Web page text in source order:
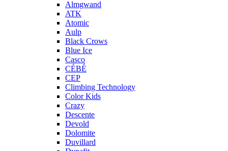
Almgwand
ATK
Atomic
Aulp
Black Crows
Blue Ice
Casco
CÉBÉ
CEP
Climbing Technology
Color Kids
Crazy
Descente
Devold
Dolomite
Duvillard